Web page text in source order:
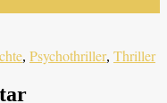
, Psychothriller, Thriller